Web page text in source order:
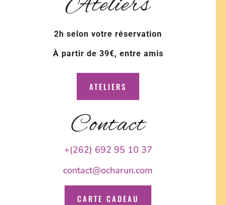
2h selon votre réservation
À partir de 39€, entre amis
ATELIERS
Contact
+(262) 692 95 10 37
contact@ocharun.com
CARTE CADEAU